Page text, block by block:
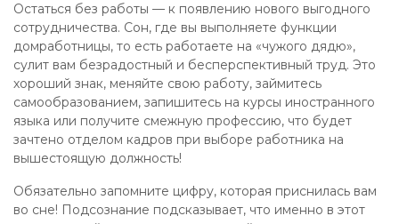
Остаться без работы — к появлению нового выгодного
сотрудничества. Сон, где вы выполняете функции
домработницы, то есть работаете на «чужого дядю»,
сулит вам безрадостный и бесперспективный труд. Это
хороший знак, меняйте свою работу, займитесь
самообразованием, запишитесь на курсы иностранного
языка или получите смежную профессию, что будет
зачтено отделом кадров при выборе работника на
вышестоящую должность!
Обязательно запомните цифру, которая приснилась вам
во сне! Подсознание подсказывает, что именно в этот